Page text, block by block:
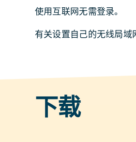
使用互联网无需登录。
有关设置自己的无线局
下载